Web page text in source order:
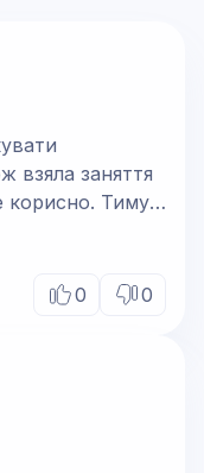
взяла заняття
корисно. Тимур
підказав, які
0 0